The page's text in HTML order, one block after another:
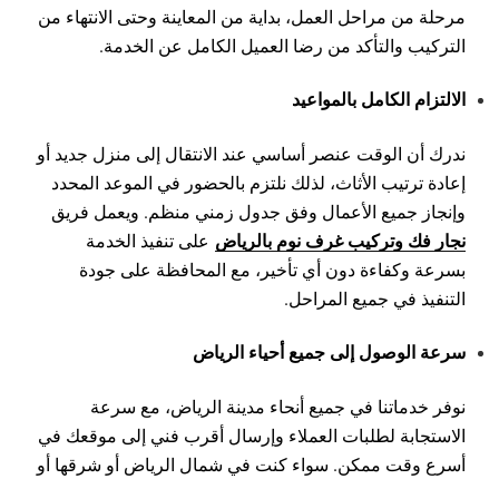
مرحلة من مراحل العمل، بداية من المعاينة وحتى الانتهاء من
التركيب والتأكد من رضا العميل الكامل عن الخدمة.
الالتزام الكامل بالمواعيد
ندرك أن الوقت عنصر أساسي عند الانتقال إلى منزل جديد أو
إعادة ترتيب الأثاث، لذلك نلتزم بالحضور في الموعد المحدد
وإنجاز جميع الأعمال وفق جدول زمني منظم. ويعمل فريق
نجار فك وتركيب غرف نوم بالرياض على تنفيذ الخدمة
بسرعة وكفاءة دون أي تأخير، مع المحافظة على جودة
التنفيذ في جميع المراحل.
سرعة الوصول إلى جميع أحياء الرياض
نوفر خدماتنا في جميع أنحاء مدينة الرياض، مع سرعة
الاستجابة لطلبات العملاء وإرسال أقرب فني إلى موقعك في
أسرع وقت ممكن. سواء كنت في شمال الرياض أو شرقها أو